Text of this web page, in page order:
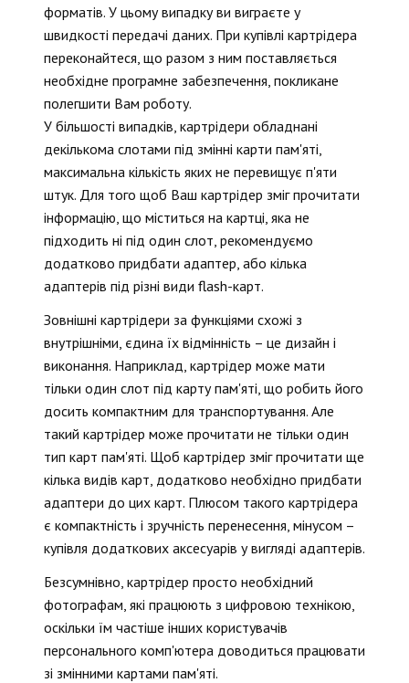
форматів. У цьому випадку ви виграєте у
швидкості передачі даних. При купівлі картрідера
переконайтеся, що разом з ним поставляється
необхідне програмне забезпечення, покликане
полегшити Вам роботу.
У більшості випадків, картрідери обладнані
декількома слотами під змінні карти пам'яті,
максимальна кількість яких не перевищує п'яти
штук. Для того щоб Ваш картрідер зміг прочитати
інформацію, що міститься на картці, яка не
підходить ні під один слот, рекомендуємо
додатково придбати адаптер, або кілька
адаптерів під різні види flash-карт.
Зовнішні картрідери за функціями схожі з
внутрішніми, єдина їх відмінність – це дизайн і
виконання. Наприклад, картрідер може мати
тільки один слот під карту пам'яті, що робить його
досить компактним для транспортування. Але
такий картрідер може прочитати не тільки один
тип карт пам'яті. Щоб картрідер зміг прочитати ще
кілька видів карт, додатково необхідно придбати
адаптери до цих карт. Плюсом такого картрідера
є компактність і зручність перенесення, мінусом –
купівля додаткових аксесуарів у вигляді адаптерів.
Безсумнівно, картрідер просто необхідний
фотографам, які працюють з цифровою технікою,
оскільки їм частіше інших користувачів
персонального комп'ютера доводиться працювати
зі змінними картами пам'яті.